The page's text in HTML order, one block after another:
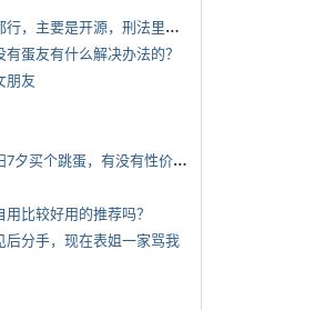
*
有啥搞钱的路子吗，开源节流都行，主要是开源，刑法里的咱不做
蛋友有什么解决办法的？
朋友
*
想请教有经验的蛋友，想给媳妇7夕买个跳蛋，有没有性价比高的推荐
比较好用的推荐吗？
分手，现在表姐一家骂我